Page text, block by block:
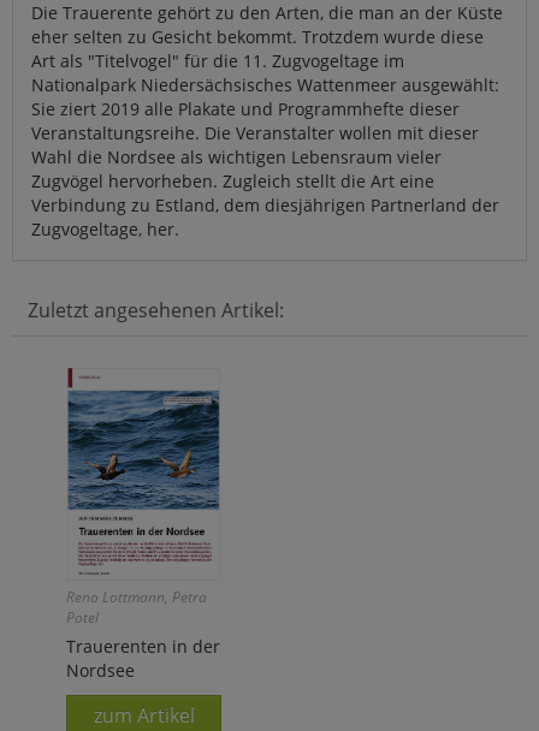
Die Trauerente gehört zu den Arten, die man an der Küste
eher selten zu Gesicht bekommt. Trotzdem wurde diese
Art als "Titelvogel" für die 11. Zugvogeltage im
Nationalpark Niedersächsisches Wattenmeer ausgewählt:
Sie ziert 2019 alle Plakate und Programmhefte dieser
Veranstaltungsreihe. Die Veranstalter wollen mit dieser
Wahl die Nordsee als wichtigen Lebensraum vieler
Zugvögel hervorheben. Zugleich stellt die Art eine
Verbindung zu Estland, dem diesjährigen Partnerland der
Zugvogeltage, her.
Zuletzt angesehenen Artikel:
Reno Lottmann, Petra
Potel
Trauerenten in der
Nordsee
zum Artikel